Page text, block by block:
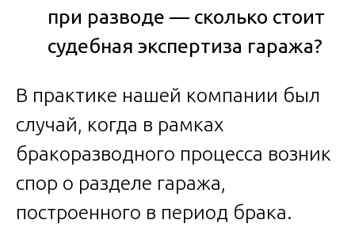
при разводе — сколько стоит
судебная экспертиза гаража?
В практике нашей компании был
случай, когда в рамках
бракоразводного процесса возник
спор о разделе гаража,
построенного в период брака.